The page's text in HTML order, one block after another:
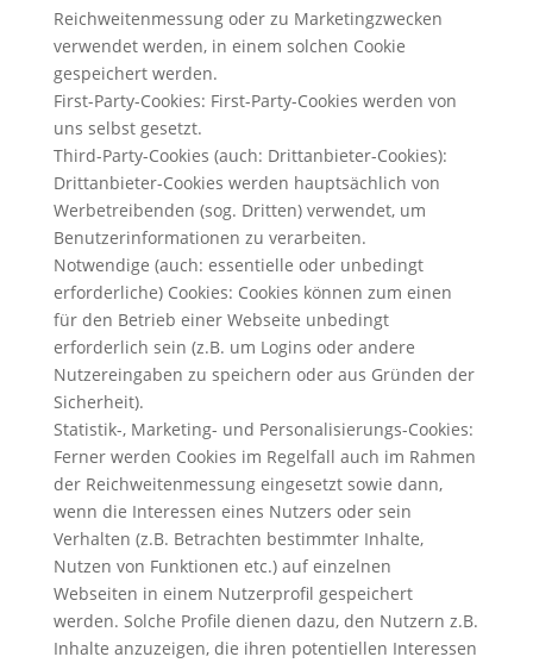
Reichweitenmessung oder zu Marketingzwecken
verwendet werden, in einem solchen Cookie
gespeichert werden.
First-Party-Cookies: First-Party-Cookies werden von
uns selbst gesetzt.
Third-Party-Cookies (auch: Drittanbieter-Cookies):
Drittanbieter-Cookies werden hauptsächlich von
Werbetreibenden (sog. Dritten) verwendet, um
Benutzerinformationen zu verarbeiten.
Notwendige (auch: essentielle oder unbedingt
erforderliche) Cookies: Cookies können zum einen
für den Betrieb einer Webseite unbedingt
erforderlich sein (z.B. um Logins oder andere
Nutzereingaben zu speichern oder aus Gründen der
Sicherheit).
Statistik-, Marketing- und Personalisierungs-Cookies:
Ferner werden Cookies im Regelfall auch im Rahmen
der Reichweitenmessung eingesetzt sowie dann,
wenn die Interessen eines Nutzers oder sein
Verhalten (z.B. Betrachten bestimmter Inhalte,
Nutzen von Funktionen etc.) auf einzelnen
Webseiten in einem Nutzerprofil gespeichert
werden. Solche Profile dienen dazu, den Nutzern z.B.
Inhalte anzuzeigen, die ihren potentiellen Interessen